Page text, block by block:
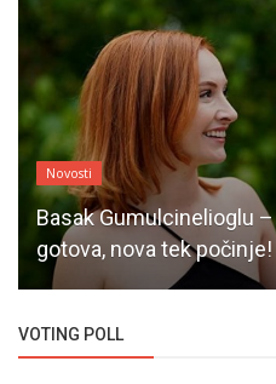
Novosti
Basak Gumulcinelioglu
gotova, nova tek počinje!
VOTING POLL